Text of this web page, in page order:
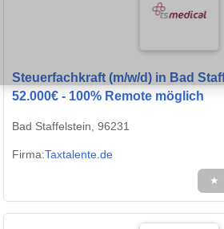
Steuerfachkraft (m/w/d) in Bad
52.000€ - 100% Remote möglich
Bad Staffelstein, 96231
Firma:Taxtalente.de
★